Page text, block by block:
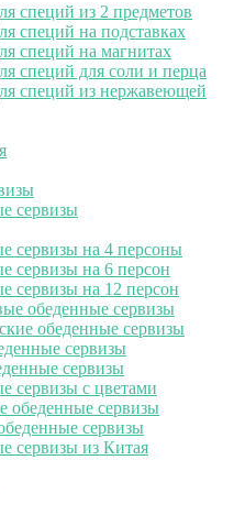
специй из 2 предметов
специй на подставках
специй на магнитах
специй для соли и перца
специй из нержавеющей
сервизы
сервизы на 4 персоны
сервизы на 6 персон
сервизы на 12 персон
обеденные сервизы
обеденные сервизы
сервизы
сервизы
сервизы с цветами
обеденные сервизы
сервизы
сервизы из Китая